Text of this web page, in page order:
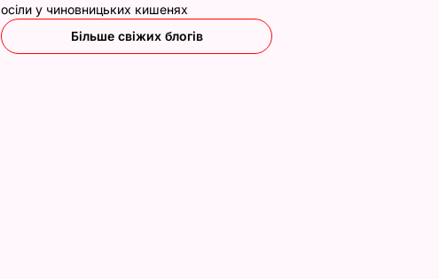
осіли у чиновницьких кишенях
Більше свіжих блогів